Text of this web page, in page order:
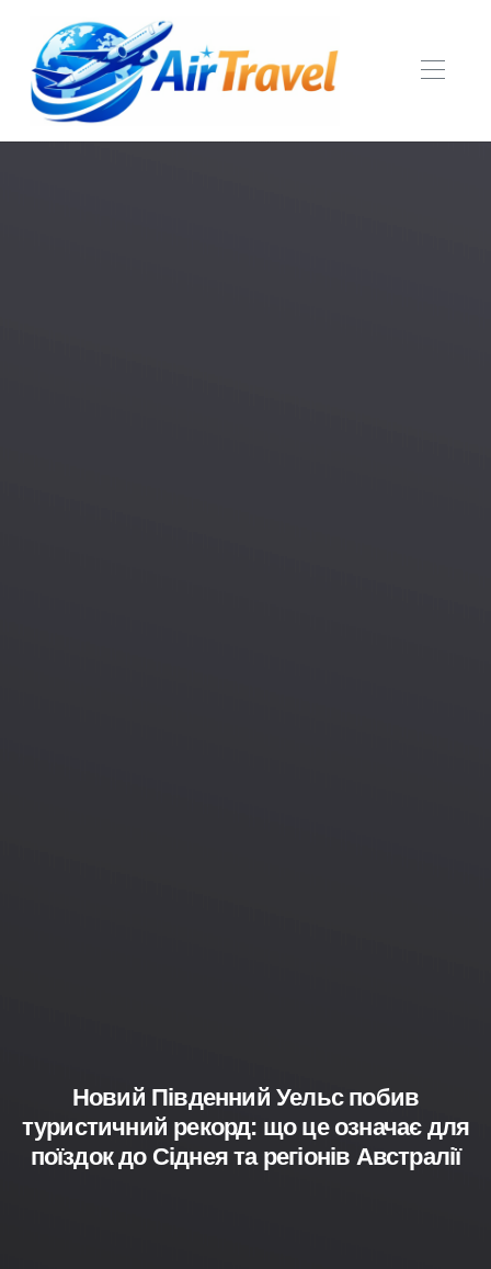
Новий Південний Уельс побив
туристичний рекорд: що це означає для
поїздок до Сіднея та регіонів Австралії